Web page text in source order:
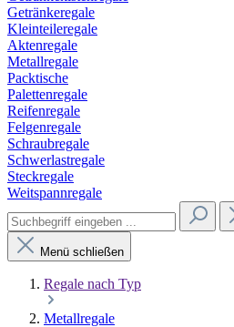
Getränkeregale
Kleinteileregale
Aktenregale
Metallregale
Packtische
Palettenregale
Reifenregale
Felgenregale
Schraubregale
Schwerlastregale
Steckregale
Weitspannregale
Menü schließen
Regale nach Typ
Metallregale